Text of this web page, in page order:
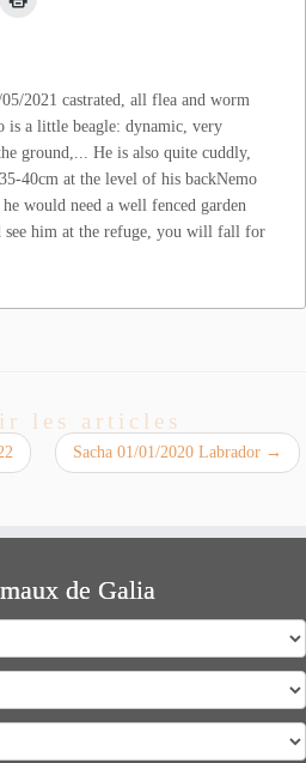
2021 castrated, all flea and worm
is a little beagle: dynamic, very
ground,... He is also quite cuddly,
40cm at the level of his backNemo
would need a well fenced garden
see him at the refuge, you will fall for
les articles
Sacha 01/01/2020 Labrador →
de Galia